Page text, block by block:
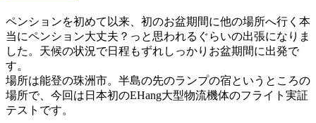
ペンションを初めて以来、初のお盆期間に他の場所へ行く本
当にペンション大丈夫？っと思われるぐらいの出張になりま
した。天候の状況で日程もずれしっかりお盆期間に出発で
す。
場所は能登の珠洲市。半島の先のランプの宿というところの
場所で、今回は日本初のEHang大型物流機体のフライト実証
テストです。